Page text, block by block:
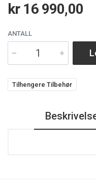
kr 16 990,00
ANTALL
Tilhengere Tilbehør